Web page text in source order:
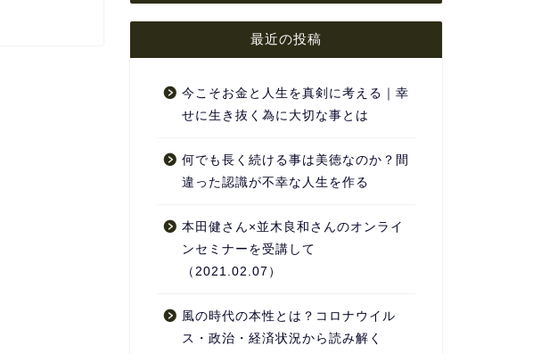
最近の投稿
今こそお金と人生を真剣に考える｜幸
せに生き抜く為に大切な事とは
何でも長く続ける事は美徳なのか？間
違った認識が不幸な人生を作る
本田健さん×並木良和さんのオンライ
ンセミナーを受講して
（2021.02.07）
風の時代の本性とは？コロナウイル
ス・政治・経済状況から読み解く